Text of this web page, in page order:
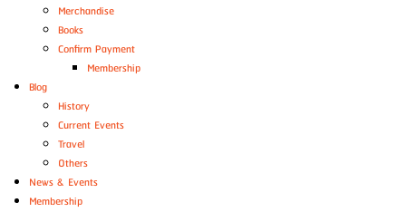
Merchandise
Books
Confirm Payment
Membership
Blog
History
Current Events
Travel
Others
News & Events
Membership